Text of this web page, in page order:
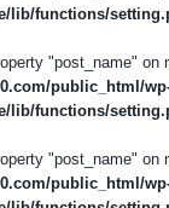
lib/functions/
"post_name" on
public_html/
lib/functions/
"post_name" on
public_html/